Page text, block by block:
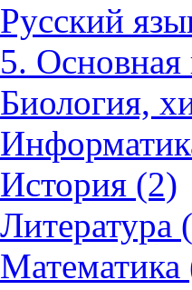
Русский
5.
Биология,
История (2)
Литература
Математика